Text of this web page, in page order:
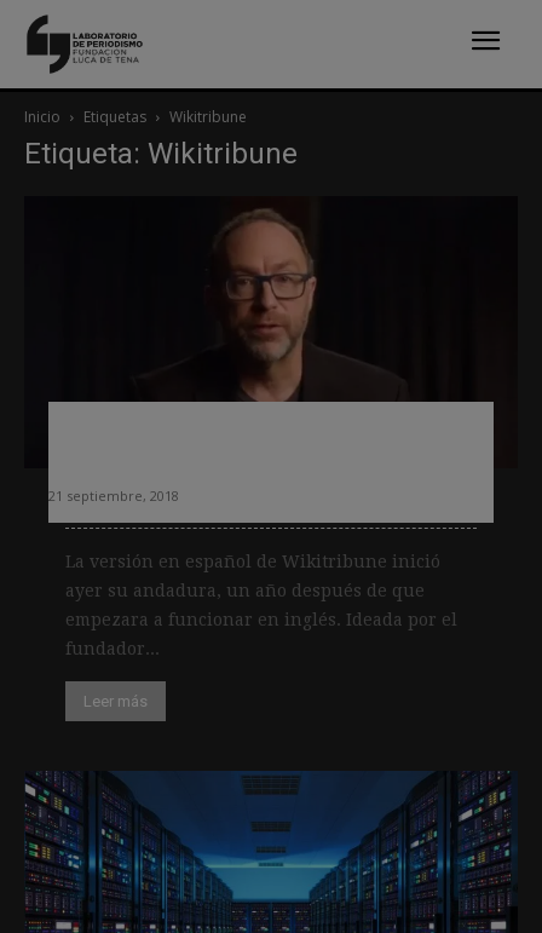
Inicio Etiquetas Wikitribune
Etiqueta: Wikitribune
21 septiembre, 2018
La versión en español de Wikitribune inició
ayer su andadura, un año después de que
empezara a funcionar en inglés. Ideada por el
fundador...
Leer más